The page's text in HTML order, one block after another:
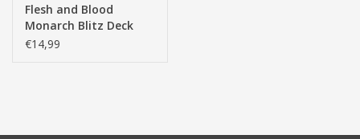
Flesh and Blood
Monarch Blitz Deck
Chane TCG
€14,99